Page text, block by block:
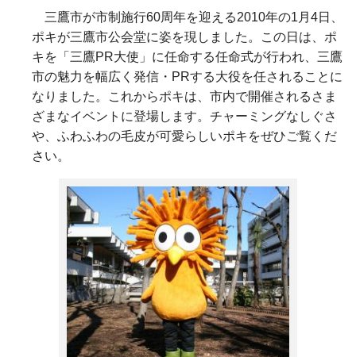
三鷹市が市制施行60周年を迎える2010年の1月4日、
ポキが三鷹市公会堂に姿を現しました。この日は、ポ
キを「三鷹PR大使」に任命する任命式が行われ、三鷹
市の魅力を幅広く発信・PRする大役を任されることに
なりました。これからポキは、市内で開催されるさま
ざまなイベントに登場します。チャーミングなしぐさ
や、ふわふわの毛皮が可愛らしいポキをぜひご覧くだ
さい。